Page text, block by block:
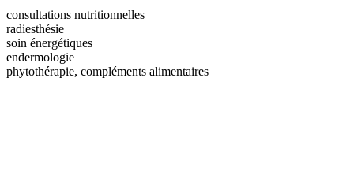
consultations nutritionnelles
radiesthésie
soin énergétiques
endermologie
phytothérapie, compléments alimentaires